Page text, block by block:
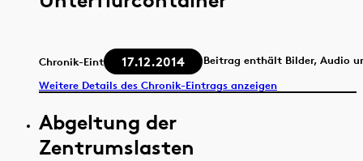
Chronik-Eintrag 17.12.2014
Beitrag enthält Bilder, Audio
Weitere Details des Chronik-Eintrags anzeigen
Abgeltung der
Zentrumslasten